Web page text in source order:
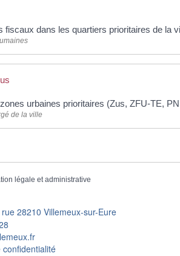
fiscaux dans les quartiers prioritaires de la
urbaines prioritaires (Zus, ZFU-TE,
de la ville
légale et administrative
28210 Villemeux-sur-Eure
confidentialité